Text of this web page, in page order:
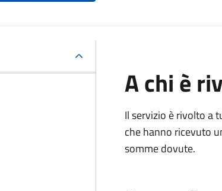
A chi è
Il servizio è rivolto a
che hanno ricevuto
somme dovute.